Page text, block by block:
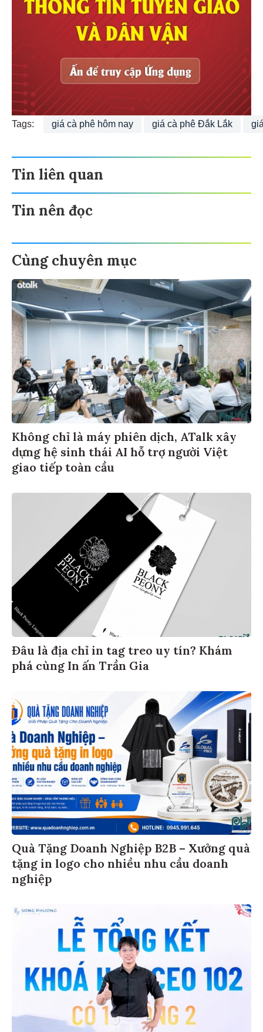
Tags: giá cà phê hôm nay giá cà phê Đắk Lắk
Tin liên quan
Tin nên đọc
Cùng chuyên mục
Không chỉ là máy phiên dịch, ATalk xây
dựng hệ sinh thái AI hỗ trợ người Việt
giao tiếp toàn cầu
Đâu là địa chỉ in tag treo uy tín? Khám
phá cùng In ấn Trần Gia
Quà Tặng Doanh Nghiệp B2B – Xưởng quà
tặng in logo cho nhiều nhu cầu doanh
nghiệp